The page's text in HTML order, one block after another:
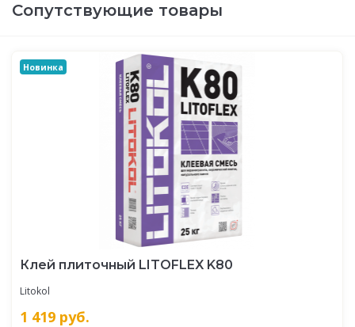
Сопутствующие товары
Новинка
Клей плиточный LITOFLEX K80
Litokol
1 419 руб.